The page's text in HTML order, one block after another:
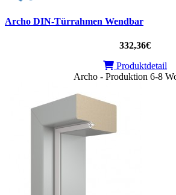
Archo DIN-Türrahmen Wendbar
332,36€
Produktdetail
Archo - Produktion 6-8